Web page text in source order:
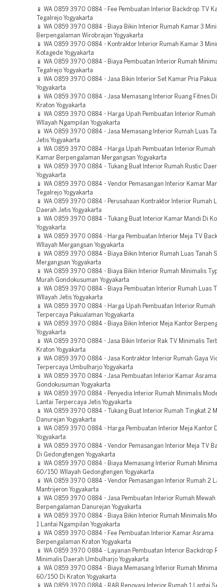
📱 WA 0859 3970 0884 - Fee Pembuatan Interior Backdrop TV
Tegalrejo Yogyakarta
📱 WA 0859 3970 0884 - Biaya Bikin Interior Rumah Kamar 3
Berpengalaman Wirobrajan Yogyakarta
📱 WA 0859 3970 0884 - Kontraktor Interior Rumah Kamar 3
Kotagede Yogyakarta
📱 WA 0859 3970 0884 - Biaya Pembuatan Interior Rumah
Tegalrejo Yogyakarta
📱 WA 0859 3970 0884 - Jasa Bikin Interior Set Kamar Pria
Yogyakarta
📱 WA 0859 3970 0884 - Jasa Memasang Interior Ruang Fitnes
Kraton Yogyakarta
📱 WA 0859 3970 0884 - Harga Upah Pembuatan Interior Rumah
WIlayah Ngampilan Yogyakarta
📱 WA 0859 3970 0884 - Jasa Memasang Interior Rumah Luas
Jetis Yogyakarta
📱 WA 0859 3970 0884 - Harga Upah Pembuatan Interior
Kamar Berpengalaman Mergangsan Yogyakarta
📱 WA 0859 3970 0884 - Tukang Buat Interior Rumah Rustic
Yogyakarta
📱 WA 0859 3970 0884 - Vendor Pemasangan Interior Kamar
Tegalrejo Yogyakarta
📱 WA 0859 3970 0884 - Perusahaan Kontraktor Interior Rumah
Daerah Jetis Yogyakarta
📱 WA 0859 3970 0884 - Tukang Buat Interior Kamar Mandi Di
Yogyakarta
📱 WA 0859 3970 0884 - Harga Pembuatan Interior Meja TV
WIlayah Mergangsan Yogyakarta
📱 WA 0859 3970 0884 - Biaya Bikin Interior Rumah Luas Tanah
Mergangsan Yogyakarta
📱 WA 0859 3970 0884 - Biaya Bikin Interior Rumah Minimalis
Murah Gondokusuman Yogyakarta
📱 WA 0859 3970 0884 - Biaya Pembuatan Interior Rumah Luas
WIlayah Jetis Yogyakarta
📱 WA 0859 3970 0884 - Harga Upah Pembuatan Interior Rumah
Terpercaya Pakualaman Yogyakarta
📱 WA 0859 3970 0884 - Biaya Bikin Interior Meja Kantor
Yogyakarta
📱 WA 0859 3970 0884 - Jasa Bikin Interior Rak TV Minimalis
Kraton Yogyakarta
📱 WA 0859 3970 0884 - Jasa Kontraktor Interior Rumah Gaya
Terpercaya Umbulharjo Yogyakarta
📱 WA 0859 3970 0884 - Jasa Pembuatan Interior Kamar
Gondokusuman Yogyakarta
📱 WA 0859 3970 0884 - Penyedia Interior Rumah Minimalis
Lantai Terpercaya Jetis Yogyakarta
📱 WA 0859 3970 0884 - Tukang Buat Interior Rumah Tingkat 2
Danurejan Yogyakarta
📱 WA 0859 3970 0884 - Harga Pembuatan Interior Meja Kantor
Yogyakarta
📱 WA 0859 3970 0884 - Vendor Pemasangan Interior Meja TV
Di Gedongtengen Yogyakarta
📱 WA 0859 3970 0884 - Biaya Memasang Interior Rumah
60/150 WIlayah Gedongtengen Yogyakarta
📱 WA 0859 3970 0884 - Vendor Pemasangan Interior Rumah 2
Mantrijeron Yogyakarta
📱 WA 0859 3970 0884 - Jasa Pembuatan Interior Rumah Mewah
Berpengalaman Danurejan Yogyakarta
📱 WA 0859 3970 0884 - Biaya Bikin Interior Rumah Minimalis
1 Lantai Ngampilan Yogyakarta
📱 WA 0859 3970 0884 - Fee Pembuatan Interior Kamar Asrama
Berpengalaman Kraton Yogyakarta
📱 WA 0859 3970 0884 - Layanan Pembuatan Interior Backdrop
Minimalis Daerah Umbulharjo Yogyakarta
📱 WA 0859 3970 0884 - Biaya Memasang Interior Rumah
60/150 Di Kraton Yogyakarta
📱 WA 0859 3970 0884 - RAB Renovasi Interior Rumah 1 Lantai